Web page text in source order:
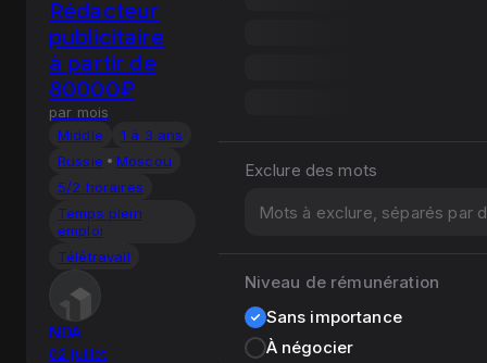
Rédacteur
publicitaire
à partir de
80000₽
par mois
Middle
1 à 3 ans
Russie
Moscou
5/2 horaires
Temps plein
emploi
Télétravail
NDA
02 juillet
Exclure des mots
Niveau de rémunération
Sans importance
À négocier